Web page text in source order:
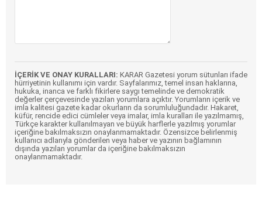
İÇERİK VE ONAY KURALLARI: KARAR Gazetesi yorum sütunları ifade
hürriyetinin kullanımı için vardır. Sayfalarımız, temel insan haklarına,
hukuka, inanca ve farklı fikirlere saygı temelinde ve demokratik
değerler çerçevesinde yazılan yorumlara açıktır. Yorumların içerik ve
imla kalitesi gazete kadar okurların da sorumluluğundadır. Hakaret,
küfür, rencide edici cümleler veya imalar, imla kuralları ile yazılmamış,
Türkçe karakter kullanılmayan ve büyük harflerle yazılmış yorumlar
içeriğine bakılmaksızın onaylanmamaktadır. Özensizce belirlenmiş
kullanıcı adlarıyla gönderilen veya haber ve yazının bağlamının
dışında yazılan yorumlar da içeriğine bakılmaksızın
onaylanmamaktadır.